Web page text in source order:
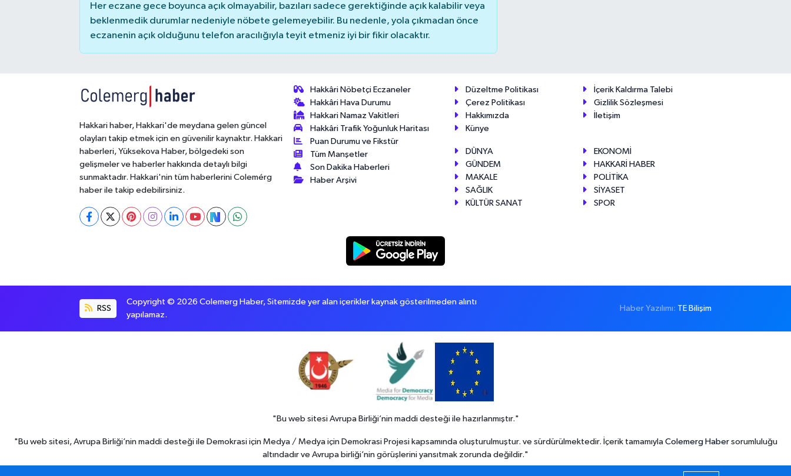
Her eczane gece boyunca açık olmayabilir, bazıları sadece gerektiğinde açık kalabilir veya
beklenmedik durumlar nedeniyle nöbete gelemeyebilir. Bu nedenle, yola çıkmadan önce
eczanenin açık olduğunu telefon aracılığıyla teyit etmeniz iyi bir fikir olacaktır.
Hakkari haber, Hakkari'de meydana gelen güncel
olayları takip etmek için en güvenilir kaynaktır. Hakkari
haberleri, Yüksekova Haber, bölgedeki son
gelişmeler ve haberler hakkında detaylı bilgi
sunmaktadır. Hakkari'nin tüm haberlerini Colemérg
haber ile takip edebilirsiniz.
Hakkâri Nöbetçi Eczaneler
Hakkâri Hava Durumu
Hakkari Namaz Vakitleri
Hakkâri Trafik Yoğunluk Haritası
Puan Durumu ve Fikstür
Tüm Manşetler
Son Dakika Haberleri
Haber Arşivi
Düzeltme Politikası
İçerik Kaldırma Talebi
Çerez Politikası
Gizlilik Sözleşmesi
Hakkımızda
İletişim
Künye
DÜNYA
EKONOMİ
GÜNDEM
HAKKARİ HABER
MAKALE
POLİTİKA
SAĞLIK
SİYASET
KÜLTÜR SANAT
SPOR
RSS
Copyright © 2026 Colemerg Haber, Sitemizde yer alan içerikler kaynak gösterilmeden alıntı
yapılamaz.
Haber Yazılımı: TE Bilişim
"Bu web sitesi Avrupa Birliği’nin maddi desteği ile hazırlanmıştır."
"Bu web sitesi, Avrupa Birliği’nin maddi desteği ile Demokrasi için Medya / Medya için Demokrasi Projesi kapsamında oluşturulmuştur. ve sürdürülmektedir. İçerik tamamıyla Colemerg Habersorumluluğu
altındadır ve Avrupa birliği’nin görüşlerini yansıtmak zorunda değildir."